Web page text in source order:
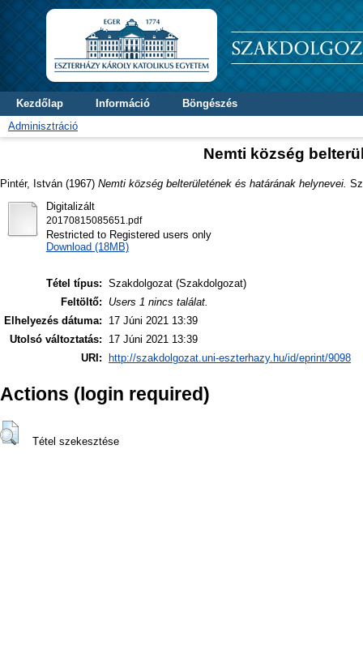
Kezdőlap Információ
Böngészés
Adminisztráció
Nemti község
Pintér, István (1967) Nemti község belterületének és határának helynevei.
Digitalizált
20170815085651.pdf
Restricted to Registered users only
Download (18MB)
Tétel típus: Szakdolgozat (Szakdolgozat)
Feltöltő:
Users 1 nincs találat.
Elhelyezés dátuma:
17 Júni 2021 13:39
Utolsó változtatás:
17 Júni 2021 13:39
URI:
http://szakdolgozat.uni-eszterhazy.hu/id/eprint/9098
Actions (login required)
Tétel szekesztése